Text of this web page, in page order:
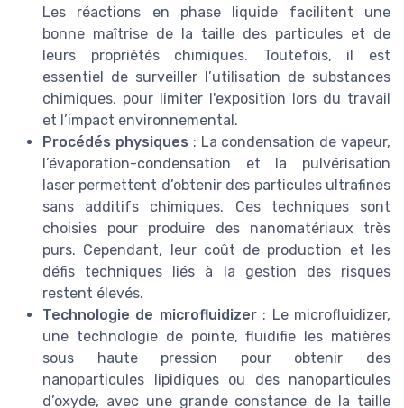
Les réactions en phase liquide facilitent une
bonne maîtrise de la taille des particules et de
leurs propriétés chimiques. Toutefois, il est
essentiel de surveiller l’utilisation de substances
chimiques, pour limiter l'exposition lors du travail
et l’impact environnemental.
Procédés physiques : La condensation de vapeur,
l’évaporation-condensation et la pulvérisation
laser permettent d’obtenir des particules ultrafines
sans additifs chimiques. Ces techniques sont
choisies pour produire des nanomatériaux très
purs. Cependant, leur coût de production et les
défis techniques liés à la gestion des risques
restent élevés.
Technologie de microfluidizer: Le microfluidizer,
une technologie de pointe, fluidifie les matières
sous haute pression pour obtenir des
nanoparticules lipidiques ou des nanoparticules
d’oxyde, avec une grande constance de la taille